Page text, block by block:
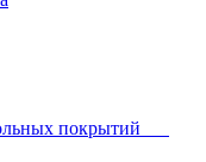
покрытий